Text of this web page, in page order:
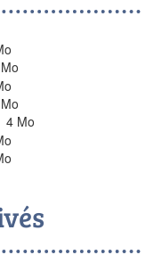
4 Mo